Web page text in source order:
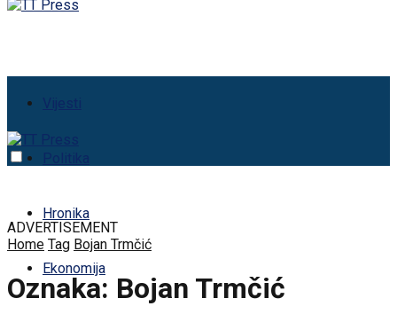
Vijesti
Politika
Hronika
Ekonomija
ADVERTISEMENT
Home Tag Bojan Trmčić
Oznaka: Bojan Trmčić